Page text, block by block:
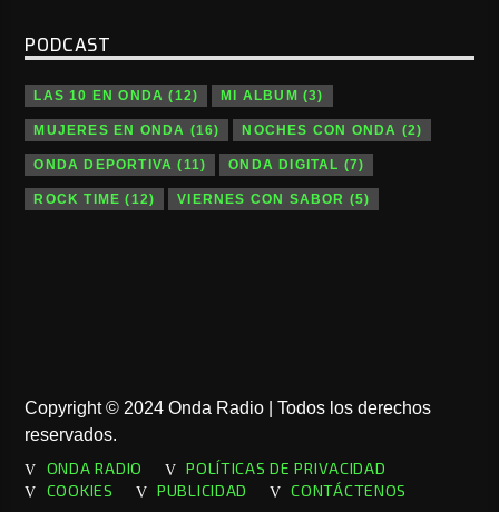
PODCAST
LAS 10 EN ONDA (12) MI ALBUM (3)
MUJERES EN ONDA (16) NOCHES CON ONDA (2)
ONDA DEPORTIVA (11) ONDA DIGITAL (7)
ROCK TIME (12) VIERNES CON SABOR (5)
Copyright © 2024 Onda Radio | Todos los derechos
reservados.
ONDA RADIO
POLÍTICAS DE PRIVACIDAD
COOKIES
PUBLICIDAD CONTÁCTENOS